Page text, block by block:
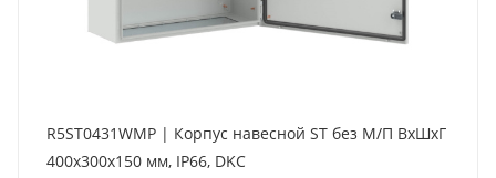
R5ST0431WMP | Корпус навесной ST без М/П ВxШxГ
400x300x150 мм, IP66, DKC